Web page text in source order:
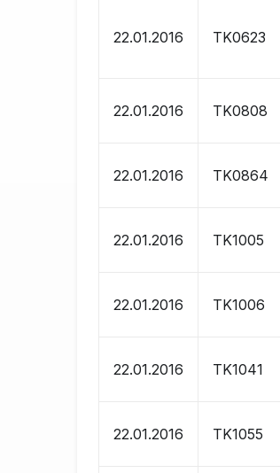
22.01.2016 TK0623
22.01.2016 TK0808
22.01.2016 TK0864
22.01.2016 TK1005
22.01.2016 TK1006
22.01.2016 TK1041
22.01.2016 TK1055